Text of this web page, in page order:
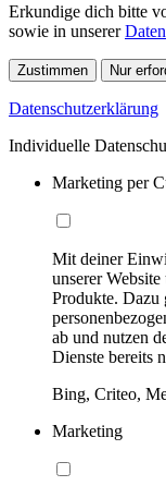
Erkundige dich bitte
sowie in unserer
Zustimmen Nur
Datenschutzerklärung
Individuelle
Marketing per
Mit deiner
unserer
Produkte. Dazu
ab und nutzen
Dienste bereits
Bing, Criteo,
Marketing